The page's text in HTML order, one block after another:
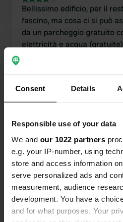
Consent Details
Responsible use of your data
We and our 1022 partners
e.g. your IP-number, using
store and access information
serve personalized ads and
measurement, audience
development. You have a
and for what purposes. Your
Bellissimo edificio, per il
fascino, ma cosa ci si può
da un parcheggio gratuito
elettricità e acqua
notte con la nostra famiglia
persone.Visualizza tutte le
Contatto